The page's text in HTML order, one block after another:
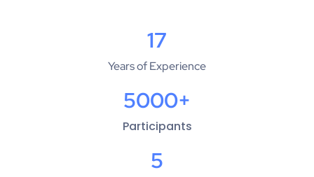
17
Years of Experience
5000+
Participants
5